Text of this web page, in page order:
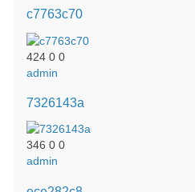
c7763c70
424 0 0
admin
7326143a
346 0 0
admin